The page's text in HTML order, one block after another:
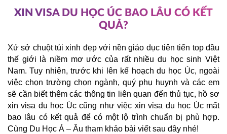
XIN VISA DU HỌC ÚC BAO LÂU CÓ KẾT
QUẢ?
Xứ sở chuột túi xinh đẹp với nền giáo dục tiên tiến top đầu
thế giới là niềm mơ ước của rất nhiều du học sinh Việt
Nam. Tuy nhiên, trước khi lên kế hoạch du học Úc, ngoài
việc chọn trường chọn ngành, quý phụ huynh và các em
sẽ cần biết thêm các thông tin liên quan đến thủ tục, hồ sơ
xin visa du học Úc cũng như việc xin visa du học Úc mất
Cùng Du Học Á – Âu tham khảo bài viết sau đây nhé!